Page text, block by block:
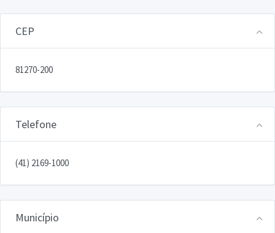
CEP
81270-200
Telefone
(41) 2169-1000
Município